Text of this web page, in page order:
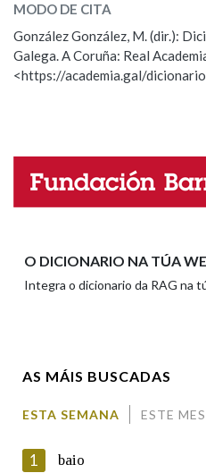
ESCOLLE UNHA OPCIÓN:
Observación Hai
Propoño mellorar a
Nome
MODO DE CITA
González González, M. (dir.):
Galega. A Coruña: Real
<https://academia.gal/
O DICIONARIO NA TÚA
Integra o dicionario da RAG na
AS MÁIS BUSCADAS
ESTA SEMANA ESTE MES
1 baio